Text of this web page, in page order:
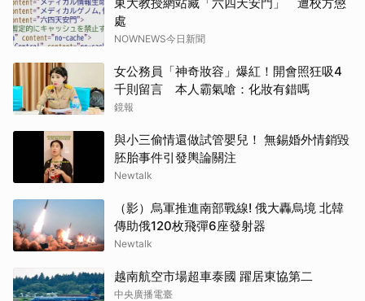
處
NOWNEWS今日新聞
女公務員「神奇妝容」爆紅！開會照狂吸4
千則留言 本人霸氣嗆：化妝有錯嗎
鏡報
與小三偷情還做試管嬰兒！ 無錫婚外情銷毀
胚胎事件引發輿論關注
Newtalk
（影）烏軍推進南部戰線! 俄大轟烏境 北韓
傳助俄120枚飛彈6座發射器
Newtalk
越南航空市場超車泰國 躍居東協第二
中央廣播電臺